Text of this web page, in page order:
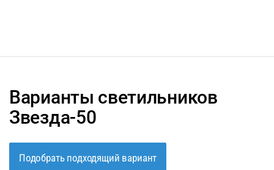
Варианты светильников
Звезда-50
Подобрать подходящий вариант